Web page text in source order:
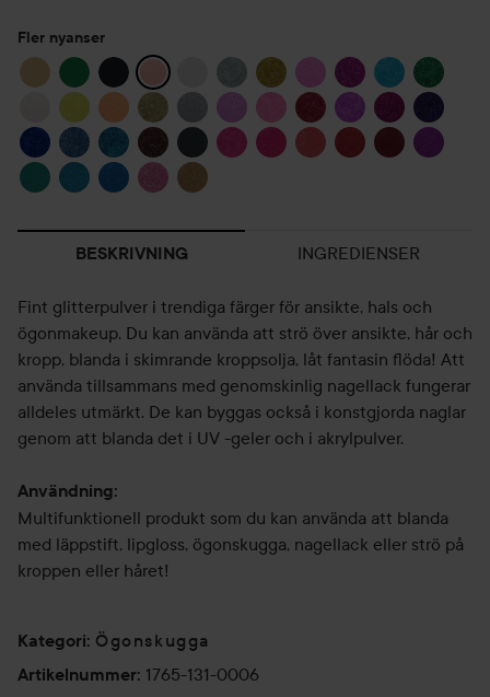
Fler nyanser
BESKRIVNING INGREDIENSER
Fint glitterpulver i trendiga färger för ansikte, hals och
ögonmakeup. Du kan använda att strö över ansikte, hår och
kropp, blanda i skimrande kroppsolja, låt fantasin flöda! Att
använda tillsammans med genomskinlig nagellack fungerar
alldeles utmärkt. De kan byggas också i konstgjorda naglar
genom att blanda det i UV -geler och i akrylpulver.
Användning:
Multifunktionell produkt som du kan använda att blanda
med läppstift, lipgloss, ögonskugga, nagellack eller strö på
kroppen eller håret!
Kategori: Ögonskugga
Artikelnummer: 1765-131-0006